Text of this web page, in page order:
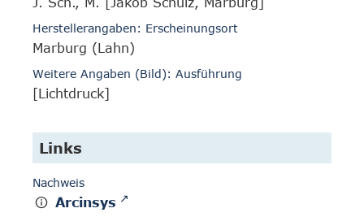
Herstellerangaben: Erscheinungsort
Marburg (Lahn)
Weitere Angaben (Bild): Ausführung
[Lichtdruck]
Links
Nachweis
Arcinsys